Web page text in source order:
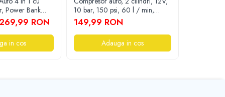
Power Bank
LED șiRON
in cos
10 bar, 150 psi, 60 l / min,
Champion CP-1015
149,99 RON
Adauga in cos